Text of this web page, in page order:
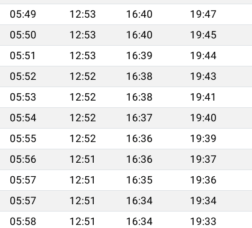
05:49 12:53 16:40 19:47
05:50 12:53 16:40 19:45
05:51 12:53 16:39 19:44
05:52 12:52 16:38 19:43
05:53 12:52 16:38 19:41
05:54 12:52 16:37 19:40
05:55 12:52 16:36 19:39
05:56 12:51 16:36 19:37
05:57 12:51 16:35 19:36
05:57 12:51 16:34 19:34
05:58 12:51 16:34 19:33